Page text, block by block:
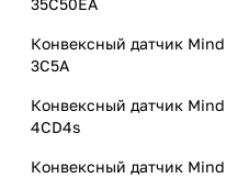
35C50EA
Конвексный датчик
3C5A
Конвексный датчик
4CD4s
Конвексный датчик